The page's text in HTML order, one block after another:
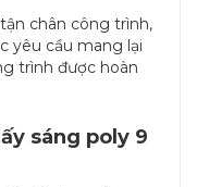
chân công trình,
yêu cầu mang lại
trình được hoàn
sáng poly 9